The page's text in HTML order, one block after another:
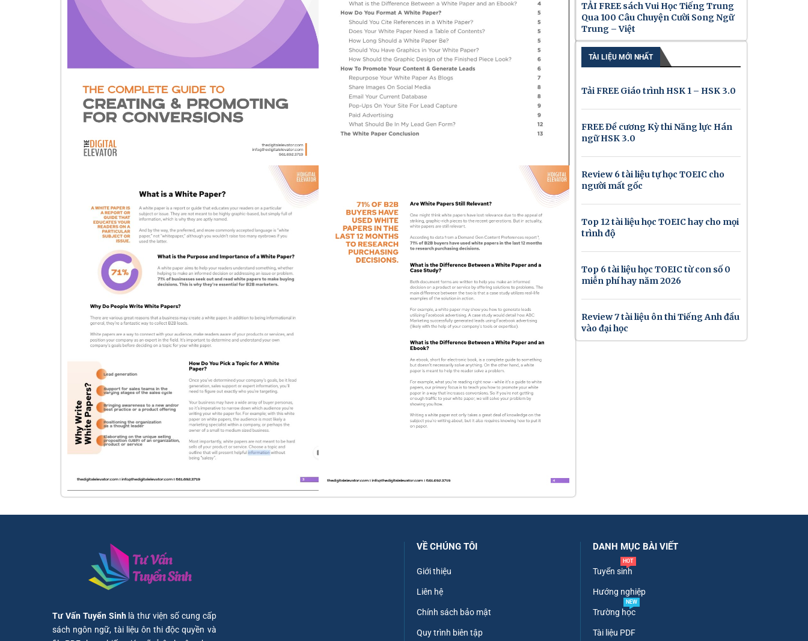
TẢI FREE sách Vui Học Tiếng Trung
Qua 100 Câu Chuyện Cười Song Ngữ
Trung – Việt
TÀI LIỆU MỚI NHẤT
Tải FREE Giáo trình HSK 1 – HSK 3.0
FREE Đề cương Kỳ thi Năng lực Hán
ngữ HSK 3.0
Review 6 tài liệu tự học TOEIC cho
người mất gốc
Top 12 tài liệu học TOEIC hay cho mọi
trình độ
Top 6 tài liệu học TOEIC từ con số 0
miễn phí hay năm 2026
Review 7 tài liệu ôn thi Tiếng Anh đầu
vào đại học
Tư Vấn Tuyển Sinhlà thư viện số cung cấp
sách ngôn ngữ, tài liệu ôn thi độc quyền và
VỀ CHÚNG TÔI
Giới thiệu
Liên hệ
Chính sách bảo mật
Quy trình biên tập
DANH MỤC BÀI VIẾT
Tuyển sinh
HOT
Hướng nghiệp
Trường học
NEW
Tài liệu PDF